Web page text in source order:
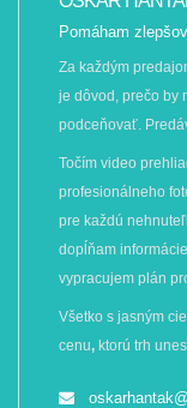
Pomáham
Za každým
je dôvod, prečo by
podceňovať.
Točím video
profesionálneho
pre každú
dopĺňam
vypracujem plán
Všetko s jasným
cenu, ktorú trh